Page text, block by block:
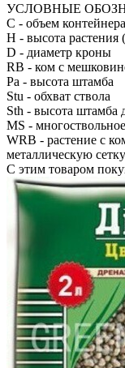
УСЛОВНЫЕ
С - объем
H - высота растения
D - диаметр кроны
RB - ком с
Pa - высота штамба
Stu - обхват ствола
Sth - высота штамба
MS -
WRB - растение с
металлическую сетку
С этим товаром